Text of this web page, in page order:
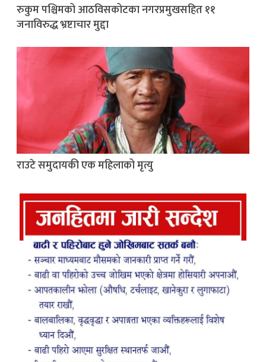
रुकुम पश्चिमको आठविसकोटका नगरप्रमुखसहित ११
जनाविरुद्ध भ्रष्टाचार मुद्दा
राउटे समुदायकी एक महिलाको मृत्यु